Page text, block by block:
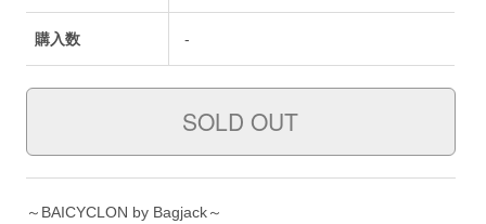
購入数 -
～BAICYCLON by Bagjack～